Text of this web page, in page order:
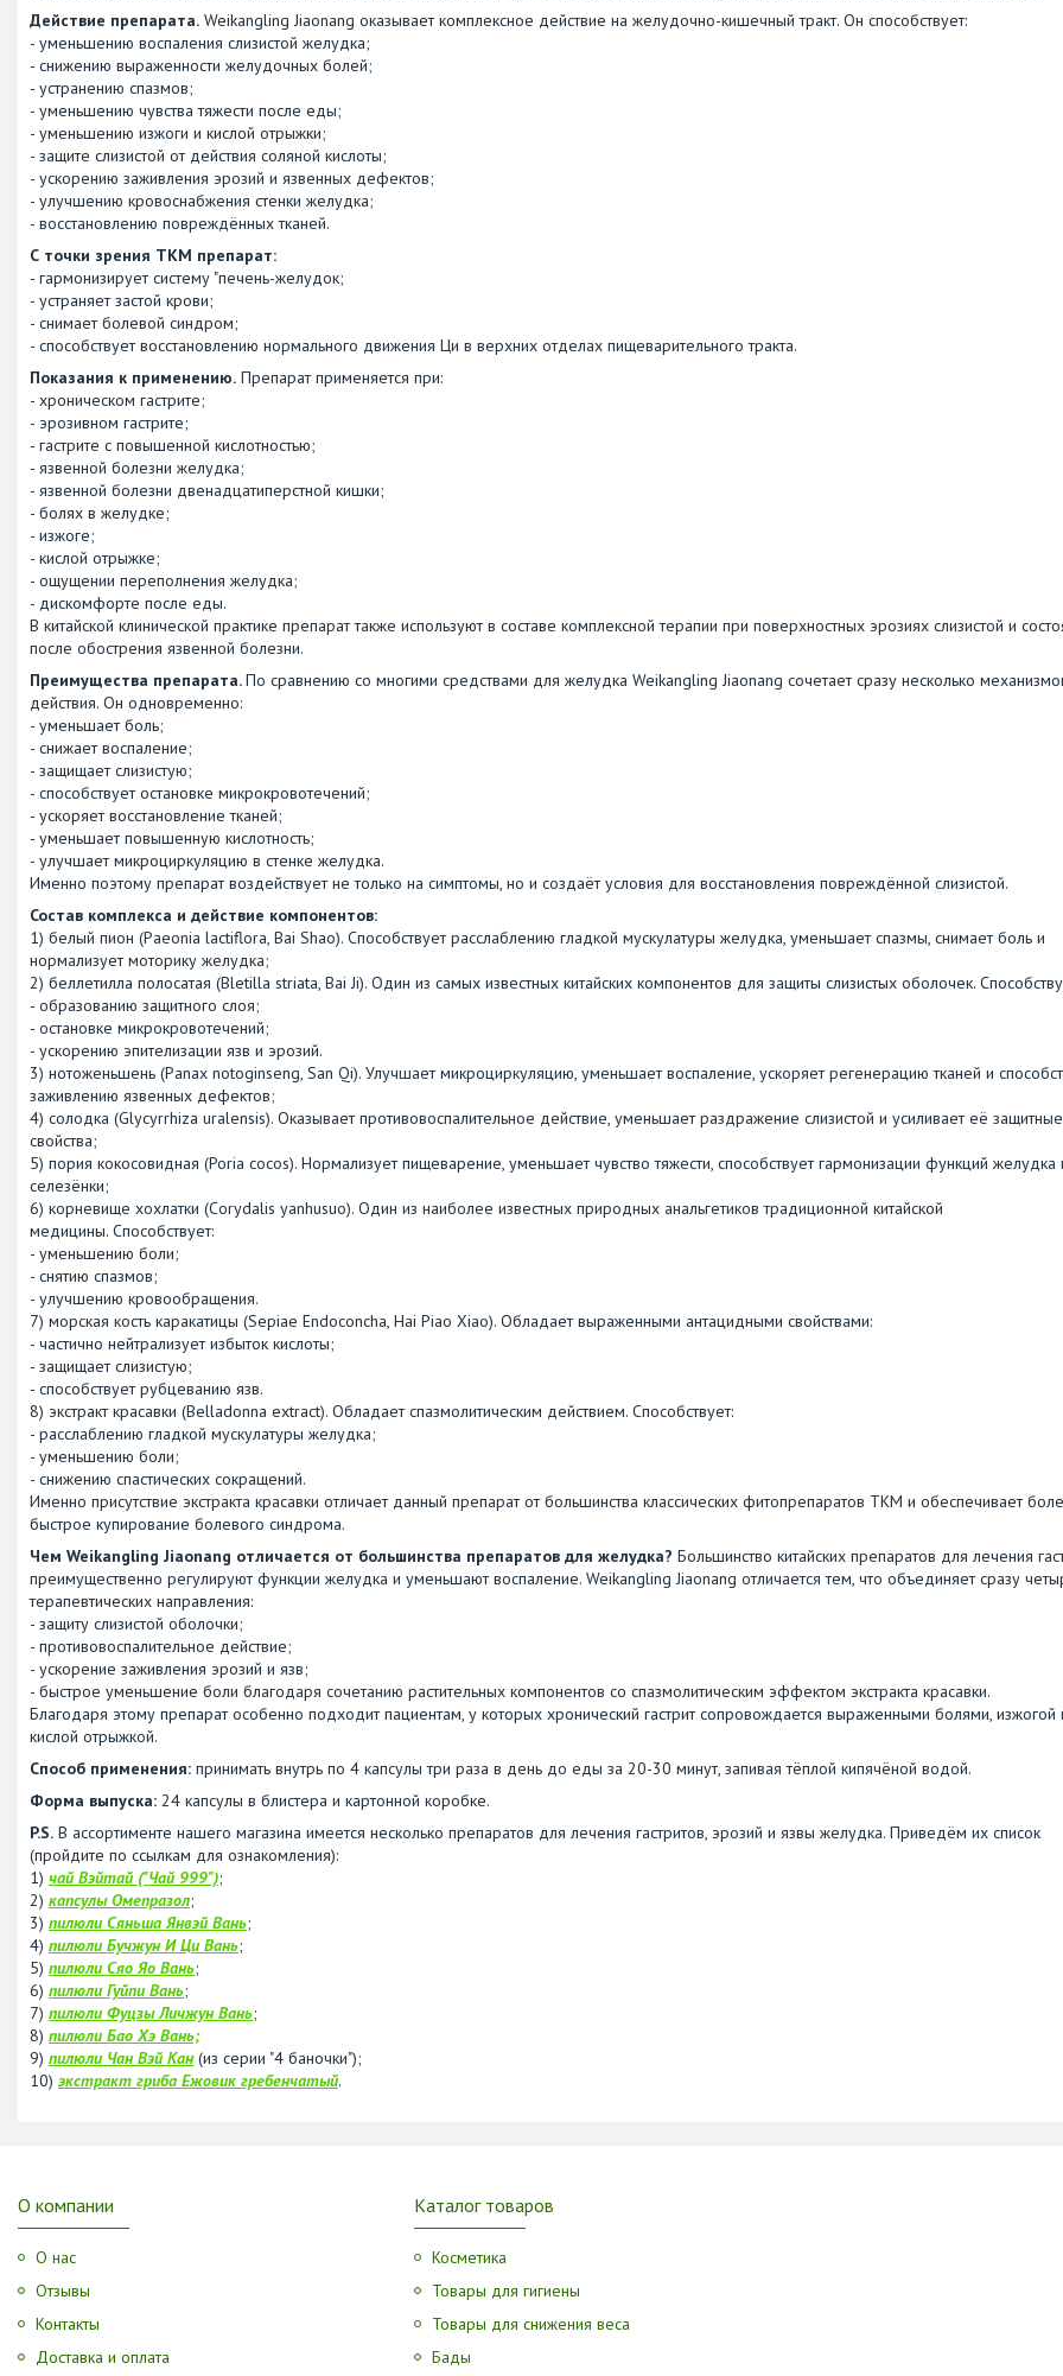
Действие препарата. Weikangling Jiaonang оказывает комплексное действие на желудочно-кишечный тракт. Он способствует:
- уменьшению воспаления слизистой желудка;
- снижению выраженности желудочных болей;
- устранению спазмов;
- уменьшению чувства тяжести после еды;
- уменьшению изжоги и кислой отрыжки;
- защите слизистой от действия соляной кислоты;
- ускорению заживления эрозий и язвенных дефектов;
- улучшению кровоснабжения стенки желудка;
- восстановлению повреждённых тканей.
С точки зрения ТКМ препарат:
- гармонизирует систему "печень-желудок;
- устраняет застой крови;
- снимает болевой синдром;
- способствует восстановлению нормального движения Ци в верхних отделах пищеварительного тракта.
Показания к применению. Препарат применяется при:
- хроническом гастрите;
- эрозивном гастрите;
- гастрите с повышенной кислотностью;
- язвенной болезни желудка;
- язвенной болезни двенадцатиперстной кишки;
- болях в желудке;
- изжоге;
- кислой отрыжке;
- ощущении переполнения желудка;
- дискомфорте после еды.
В китайской клинической практике препарат также используют в составе комплексной терапии при поверхностных эрозиях слизистой и
после обострения язвенной болезни.
Преимущества препарата.По сравнению со многими средствами для желудка Weikangling Jiaonang сочетает сразу несколько
действия. Он одновременно:
- уменьшает боль;
- снижает воспаление;
- защищает слизистую;
- способствует остановке микрокровотечений;
- ускоряет восстановление тканей;
- уменьшает повышенную кислотность;
- улучшает микроциркуляцию в стенке желудка.
Именно поэтому препарат воздействует не только на симптомы, но и создаёт условия для восстановления повреждённой слизистой.
Состав комплекса и действие компонентов:
1) белый пион (Paeonia lactiflora, Bai Shao). Способствует расслаблению гладкой мускулатуры желудка, уменьшает спазмы, снимает боль и
нормализует моторику желудка;
2) беллетилла полосатая (Bletilla striata, Bai Ji). Один из самых известных китайских компонентов для защиты слизистых оболочек.
- образованию защитного слоя;
- остановке микрокровотечений;
- ускорению эпителизации язв и эрозий.
3) нотоженьшень (Panax notoginseng, San Qi). Улучшает микроциркуляцию, уменьшает воспаление, ускоряет регенерацию тканей и
заживлению язвенных дефектов;
4) солодка (Glycyrrhiza uralensis). Оказывает противовоспалительное действие, уменьшает раздражение слизистой и усиливает её защитные
свойства;
5) пория кокосовидная (Poria cocos). Нормализует пищеварение, уменьшает чувство тяжести, способствует гармонизации функций желудка
селезёнки;
6) корневище хохлатки (Corydalis yanhusuo). Один из наиболее известных природных анальгетиков традиционной китайской
медицины. Способствует:
- уменьшению боли;
- снятию спазмов;
- улучшению кровообращения.
7) морская кость каракатицы (Sepiae Endoconcha, Hai Piao Xiao). Обладает выраженными антацидными свойствами:
- частично нейтрализует избыток кислоты;
- защищает слизистую;
- способствует рубцеванию язв.
8) экстракт красавки (Belladonna extract). Обладает спазмолитическим действием. Способствует:
- расслаблению гладкой мускулатуры желудка;
- уменьшению боли;
- снижению спастических сокращений.
Именно присутствие экстракта красавки отличает данный препарат от большинства классических фитопрепаратов ТКМ и обеспечивает
быстрое купирование болевого синдрома.
Чем Weikangling Jiaonang отличается от большинства препаратов для желудка? Большинство китайских препаратов для лечения
преимущественно регулируют функции желудка и уменьшают воспаление. Weikangling Jiaonang отличается тем, что объединяет сразу
терапевтических направления:
- защиту слизистой оболочки;
- противовоспалительное действие;
- ускорение заживления эрозий и язв;
- быстрое уменьшение боли благодаря сочетанию растительных компонентов со спазмолитическим эффектом экстракта красавки.
Благодаря этому препарат особенно подходит пациентам, у которых хронический гастрит сопровождается выраженными болями, изжогой
кислой отрыжкой.
Способ применения: принимать внутрь по 4 капсулы три раза в день до еды за 20-30 минут, запивая тёплой кипячёной водой.
Форма выпуска: 24 капсулы в блистера и картонной коробке.
P.S. В ассортименте нашего магазина имеется несколько препаратов для лечения гастритов, эрозий и язвы желудка. Приведём их список
(пройдите по ссылкам для ознакомления):
1) чай Вэйтай ("Чай 999");
2) капсулы Омепразол;
3) пилюли Сяньша Янвэй Вань;
4) пилюли Бучжун И Ци Вань;
5) пилюли Сяо Яо Вань;
6) пилюли Гуйпи Вань;
7) пилюли Фуцзы Личжун Вань;
8) пилюли Бао Хэ Вань;
9) пилюли Чан Вэй Кан(из серии "4 баночки");
10)экстракт гриба Ежовик гребенчатый.
О компании
О нас
Отзывы
Контакты
Доставка и оплата
Каталог товаров
Косметика
Товары для гигиены
Товары для снижения веса
Бады